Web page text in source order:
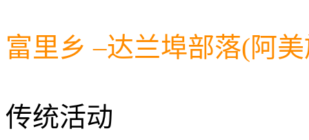
富里乡 –达兰埠部落(阿
传统活动